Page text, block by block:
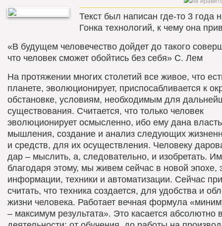
Текст был написан где-то 3 года
Гонка технологий, к чему она
«В будущем человечество дойдет до такого
что человек сможет обойтись без себя» С. Лем
На протяжении многих столетий все живое, что
планете, эволюционирует, приспосабливается к
обстановке, условиям, необходимым для
существования. Считается, что только человек
эволюционирует осмысленно, ибо ему дана власть
мышления, создание и анализ следующих
и средств, для их осуществления. Человеку
дар – мыслить, а, следовательно, и изобретать.
благодаря этому, мы живем сейчас в новой эпохе,
информации, техники и автоматизации. Сейчас
считать, что техника создается, для удобства и
жизни человека. Работает вечная формула
– максимум результата». Это касается абсолютно